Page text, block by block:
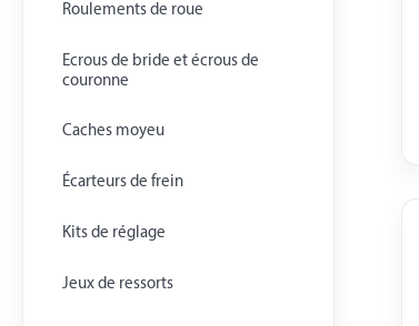
Roulements de roue
Ecrous de bride et écrous de
couronne
Caches moyeu
Écarteurs de frein
Kits de réglage
Jeux de ressorts